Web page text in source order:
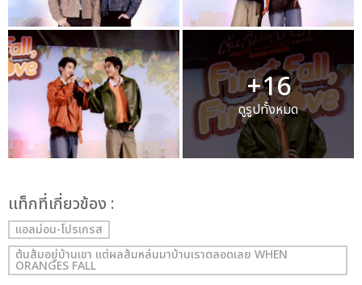
+16
ดูรูปทั้งหมด
เเท็กที่เกี่ยวข้อง :
แอลม่อน-โปรเกรส
ต้นส้มอยู่บ้านเขา แต่ผลส้มหล่นมาบ้านเราตลอดเลย WHEN
ORANGES FALL